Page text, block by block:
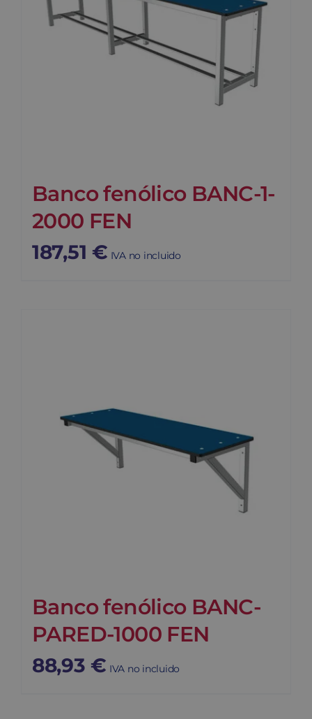
Banco fenólico BANC-1-
2000 FEN
187,51 € IVA no incluido
Banco fenólico BANC-
PARED-1000 FEN
88,93 € IVA no incluido